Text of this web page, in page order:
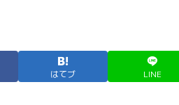
はてブ LINE